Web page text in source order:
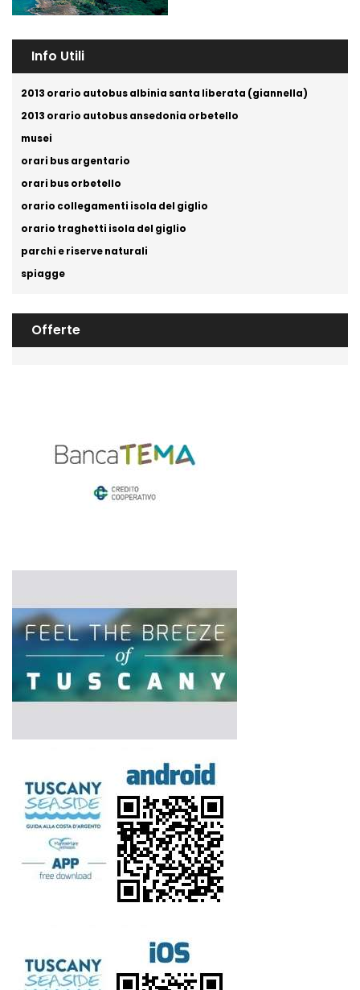
Info Utili
2013 orario autobus albinia santa liberata (giannella)
2013 orario autobus ansedonia orbetello
musei
orari bus argentario
orari bus orbetello
orario collegamenti isola del giglio
orario traghetti isola del giglio
parchi e riserve naturali
spiagge
Offerte